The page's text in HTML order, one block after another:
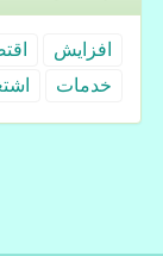
افزایش
خدمات